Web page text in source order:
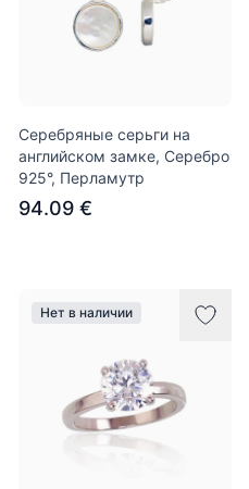
Серебряные серьги на
английском замке, Серебро
925°, Перламутр
94.09 €
Нет в наличии